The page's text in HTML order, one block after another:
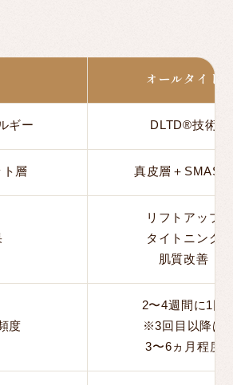
オールタイト
ギー DLTD®技術
層 真皮層＋SMAS層
リフトアップ
タイトニング
肌質改善
度
2〜4週間に1回
※3回目以降は
3〜6ヵ月程度